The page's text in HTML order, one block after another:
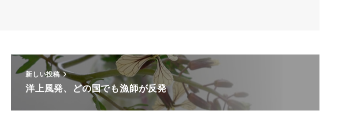
新しい投稿
洋上風発、どの国でも漁師が反発